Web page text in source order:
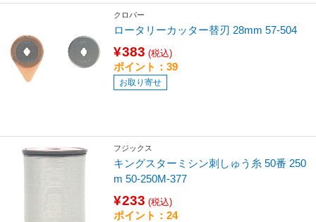
クロバー
ロータリーカッター替刃 28mm 57-504
¥383 (税込)
ポイント：39
お取り寄せ
フジックス
キングスターミシン刺しゅう糸 50番 250
m 50-250M-377
¥233 (税込)
ポイント：24